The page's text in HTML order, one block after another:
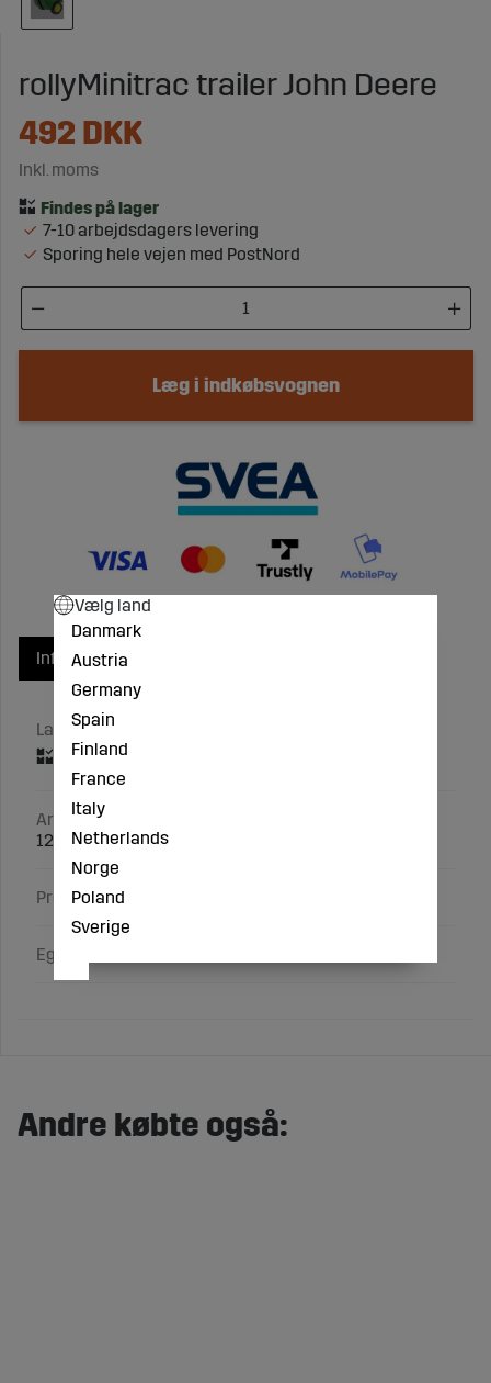
rollyMinitrac trailer John Deere
492 DKK
Inkl. moms
7-10 arbejdsdagers levering
Sporing hele vejen med PostNord
Læg i indkøbsvognen
Info
Lagerstatus
Artikelnummer
122028
Producent
Egenskaber
I produktgrupper
Andre købte også:
Vælg land
Danmark
Austria
Germany
Spain
Finland
France
Italy
Netherlands
Norge
Poland
Sverige